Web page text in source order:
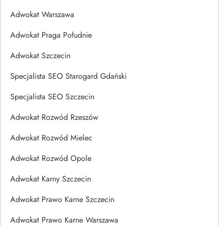
Adwokat Warszawa
Adwokat Praga Południe
Adwokat Szczecin
Specjalista SEO Starogard Gdański
Specjalista SEO Szczecin
Adwokat Rozwód Rzeszów
Adwokat Rozwód Mielec
Adwokat Rozwód Opole
Adwokat Karny Szczecin
Adwokat Prawo Karne Szczecin
Adwokat Prawo Karne Warszawa